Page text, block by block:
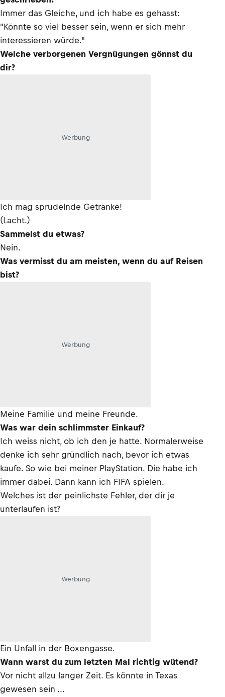
Immer das Gleiche, und ich habe es gehasst:
"Könnte so viel besser sein, wenn er sich mehr
interessieren würde."
Welche verborgenen Vergnügungen gönnst du
dir?
Werbung
Ich mag sprudelnde Getränke!
(Lacht.)
Sammelst du etwas?
Nein.
Was vermisst du am meisten, wenn du auf Reisen
bist?
Werbung
Meine Familie und meine Freunde.
Was war dein schlimmster Einkauf?
Ich weiss nicht, ob ich den je hatte. Normalerweise
denke ich sehr gründlich nach, bevor ich etwas
kaufe. So wie bei meiner PlayStation. Die habe ich
immer dabei. Dann kann ich FIFA spielen.
Welches ist der peinlichste Fehler, der dir je
unterlaufen ist?
Werbung
Ein Unfall in der Boxengasse.
Wann warst du zum letzten Mal richtig wütend?
Vor nicht allzu langer Zeit. Es könnte in Texas
gewesen sein ...